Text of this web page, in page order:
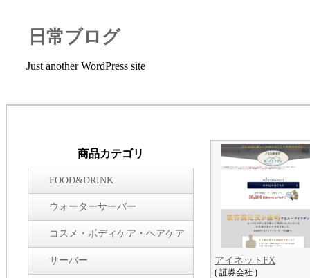
日常ブログ
Just another WordPress site
商品カテゴリ
FOOD&DRINK
ウォーターサーバー
コスメ・ボディケア・ヘアケア
サーバー アイネットFX
( 証券会社 )